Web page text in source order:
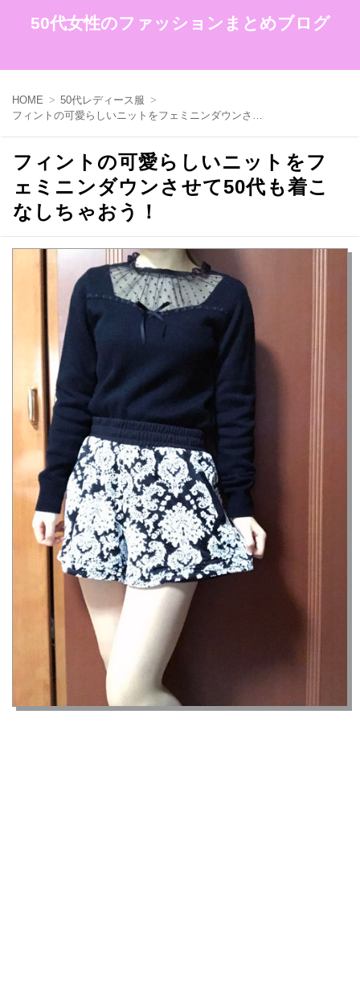
50代女性のファッションまとめブログ
HOME
50代レディース服
フィントの可愛らしいニットをフェミニンダウンさせて50代も着こなしちゃおう！
フィントの可愛らしいニットをフ
ェミニンダウンさせて50代も着こ
なしちゃおう！